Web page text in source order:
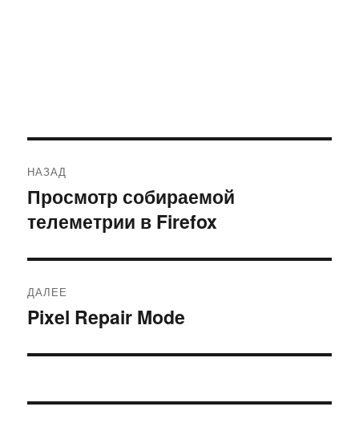
по
записям
НАЗАД
Предыдущая
запись:
Просмотр собираемой
телеметрии в Firefox
ДАЛЕЕ
Следующая
Pixel Repair Mode